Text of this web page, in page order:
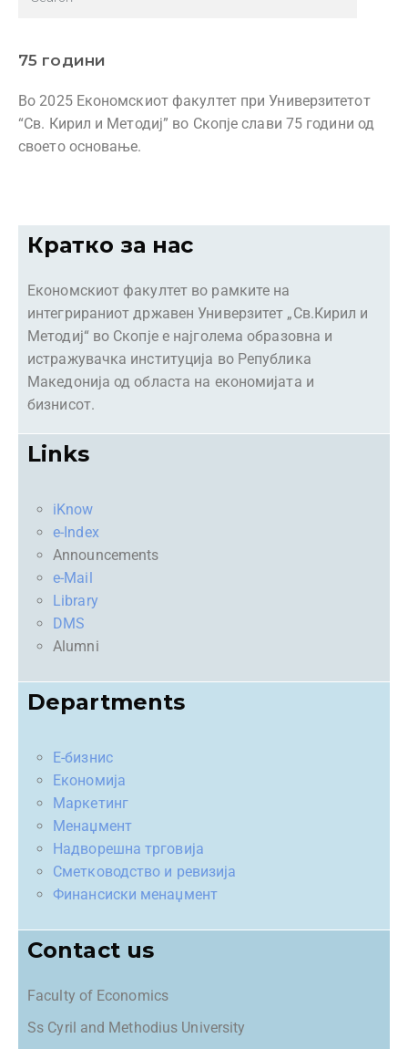
75 години
Во 2025 Економскиот факултет при Универзитетот
“Св. Кирил и Методиј” во Скопје слави 75 години од
своето основање.
Кратко за нас
Економскиот факултет во рамките на
интегрираниот државен Универзитет „Св.Кирил и
Методиј“ во Скопје е најголема образовна и
истражувачка институција во Република
Македонија од областа на економијата и
бизнисот.
Links
iKnow
e-Index
Announcements
e-Mail
Library
DMS
Alumni
Departments
Е-бизнис
Економија
Маркетинг
Менаџмент
Надворешна трговија
Сметководство и ревизија
Финансиски менаџмент
Contact us
Faculty of Economics
Ss Cyril and Methodius University